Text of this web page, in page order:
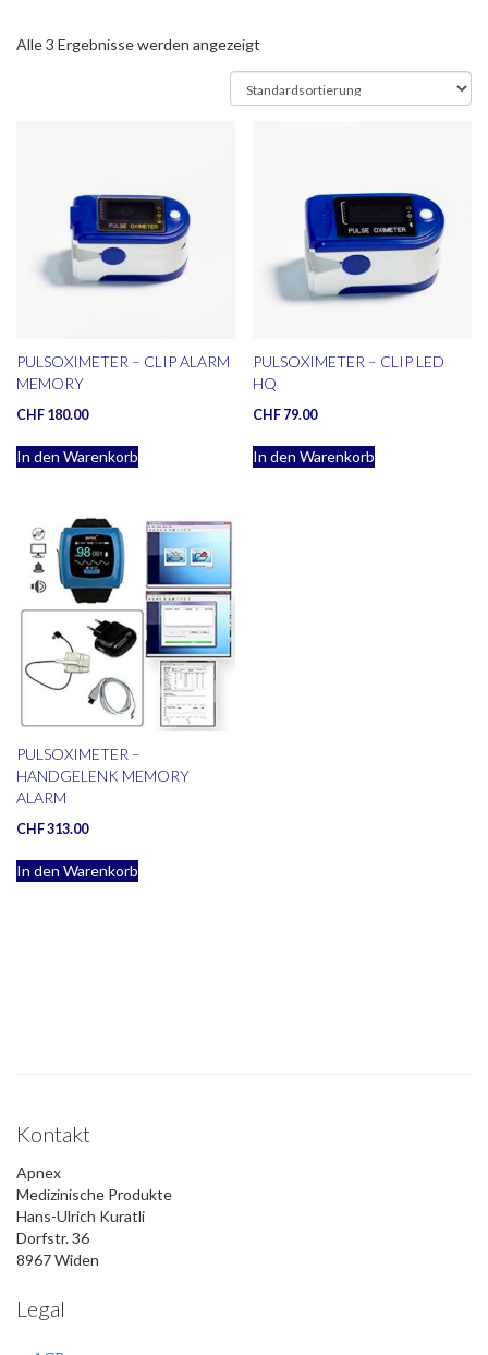
Alle 3 Ergebnisse werden angezeigt
PULSOXIMETER – CLIP ALARM
MEMORY
CHF 180.00
In den Warenkorb
PULSOXIMETER – CLIP LED
HQ
CHF 79.00
In den Warenkorb
PULSOXIMETER –
HANDGELENK MEMORY
ALARM
CHF313.00
In den Warenkorb
Kontakt
Apnex
Medizinische Produkte
Hans-Ulrich Kuratli
Dorfstr. 36
8967 Widen
Legal